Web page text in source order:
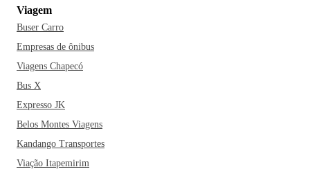
Viagem
Buser Carro
Empresas de ônibus
Viagens Chapecó
Bus X
Expresso JK
Belos Montes Viagens
Kandango Transportes
Viação Itapemirim